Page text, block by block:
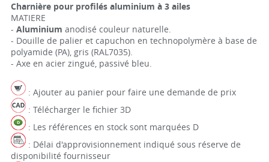
Charnière pour profilés aluminium à 3 ailes
MATIERE
- Aluminium anodisé couleur naturelle.
- Douille de palier et capuchon en technopolymère à base de
polyamide (PA), gris (RAL7035).
- Axe en acier zingué, passivé bleu.
: Ajouter au panier pour faire une demande de prix
: Télécharger le fichier 3D
: Les références en stock sont marquées D
: Délai d'approvisionnement indiqué sous réserve de
disponibilité fournisseur